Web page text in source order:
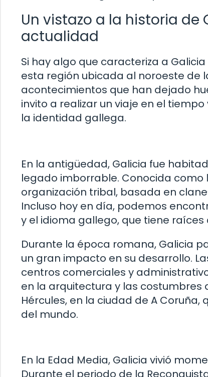
Un vistazo a la historia de
actualidad
Si hay algo que caracteriza a
esta región ubicada al noroeste de
acontecimientos que han dejado
invito a realizar un viaje en el
la identidad gallega.
En la antigüedad, Galicia fue
legado imborrable. Conocida como
organización tribal, basada en
Incluso hoy en día, podemos
y el idioma gallego, que tiene raíces
Durante la época romana, Galicia
un gran impacto en su desarrollo.
centros comerciales y
en la arquitectura y las costumbres
Hércules, en la ciudad de A
del mundo.
En la Edad Media, Galicia vivió
Durante el periodo de la